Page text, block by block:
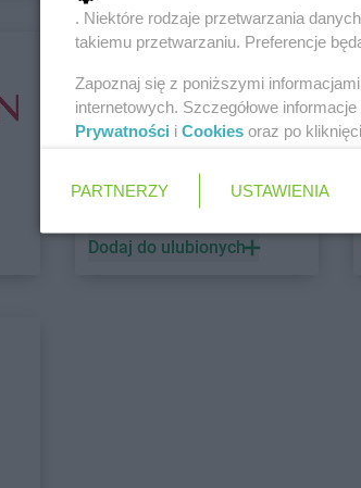
Auchan
Dodaj do ulubionych
. Niektóre rodzaje przetwarzania
takiemu przetwarzaniu. Preferencje
Zapoznaj się z poniższymi
internetowych. Szczegółowe
Prywatności i Cookies oraz po
PARTNERZY USTAWIENIA